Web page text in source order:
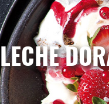
LECHE